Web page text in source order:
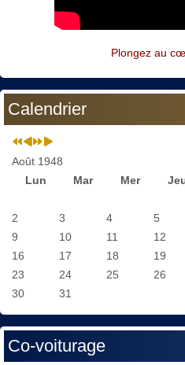
Plongez au
Calendrier
Août 1948
Lun
Mar Mer
2
3 4 5
9
10 11 12
16
17 18 19
23
24 25 26
30
31
Co-voiturage